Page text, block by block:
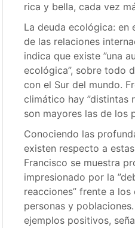
rica y bella, cada vez
La deuda ecológica: en
de las relaciones
indica que existe ”una
ecológica”, sobre todo
con el Sur del mundo.
climático hay ”distintas
son mayores las de los
Conociendo las
existen respecto a
Francisco se muestra
impresionado por la
reacciones” frente a
personas y
ejemplos positivos,